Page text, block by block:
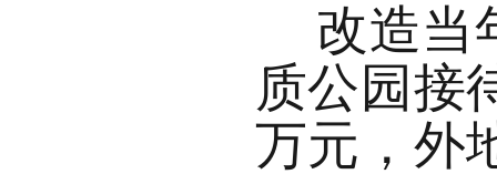
改造当
质公园接
万元，外